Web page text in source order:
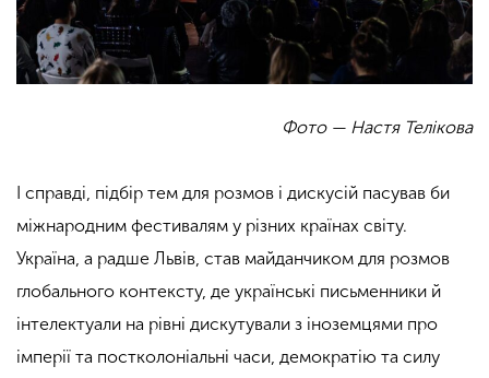
Фото — Настя Телікова
І справді, підбір тем для розмов і дискусій пасував би
міжнародним фестивалям у різних країнах світу.
Україна, а радше Львів, став майданчиком для розмов
глобального контексту, де українські письменники й
інтелектуали на рівні дискутували з іноземцями про
імперії та постколоніальні часи, демократію та силу